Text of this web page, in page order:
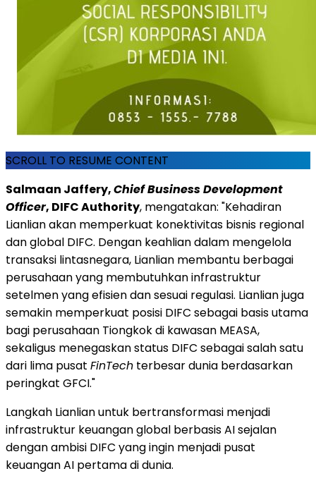
SCROLL TO RESUME CONTENT
Salmaan Jaffery,Chief Business Development
Officer, DIFC Authority, mengatakan: "Kehadiran
Lianlian akan memperkuat konektivitas bisnis regional
dan global DIFC. Dengan keahlian dalam mengelola
transaksi lintasnegara, Lianlian membantu berbagai
perusahaan yang membutuhkan infrastruktur
setelmen yang efisien dan sesuai regulasi. Lianlian juga
semakin memperkuat posisi DIFC sebagai basis utama
bagi perusahaan Tiongkok di kawasan MEASA,
sekaligus menegaskan status DIFC sebagai salah satu
dari lima pusat FinTech terbesar dunia berdasarkan
peringkat GFCI."
Langkah Lianlian untuk bertransformasi menjadi
infrastruktur keuangan global berbasis AI sejalan
dengan ambisi DIFC yang ingin menjadi pusat
keuangan AI pertama di dunia.